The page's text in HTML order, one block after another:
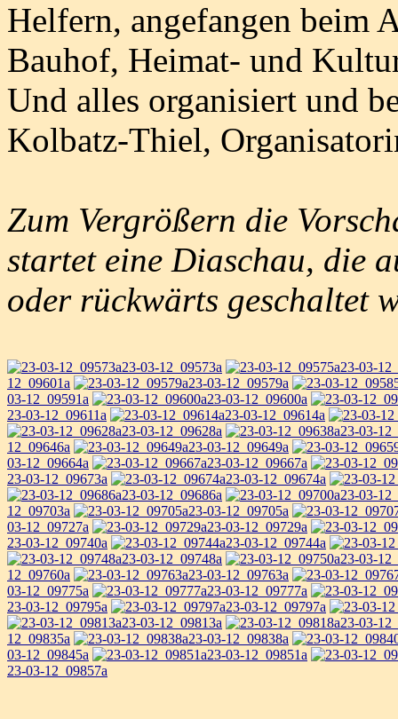
Helfern, angefangen beim
Bauhof, Heimat- und
Und alles organisiert und
Kolbatz-Thiel,
Zum Vergrößern die
startet eine Diaschau, die
oder rückwärts geschaltet
23-03-12_09573a
23-03-
12_09601a
23-03-12_09579a
03-12_09591a
23-03-12_09600a
23-03-12_09611a
23-03-12_09614a
23-03-12_09628a
23-03-
12_09646a
23-03-12_09649a
03-12_09664a
23-03-12_09667a
23-03-12_09673a
23-03-12_09674a
23-03-12_09686a
23-03-
12_09703a
23-03-12_09705a
03-12_09727a
23-03-12_09729a
23-03-12_09740a
23-03-12_09744a
23-03-12_09748a
23-03-
12_09760a
23-03-12_09763a
03-12_09775a
23-03-12_09777a
23-03-12_09795a
23-03-12_09797a
23-03-12_09813a
23-03-
12_09835a
23-03-12_09838a
03-12_09845a
23-03-12_09851a
23-03-12_09857a